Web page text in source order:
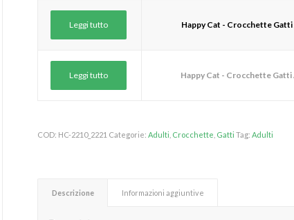
Leggi tutto Happy Cat - Crocchette
Leggi tutto Happy Cat - Crocchette
COD: HC-2210_2221 Categorie:Adulti Crocchette Gatti Tag:Adulti
Descrizione Informazioni aggiuntive